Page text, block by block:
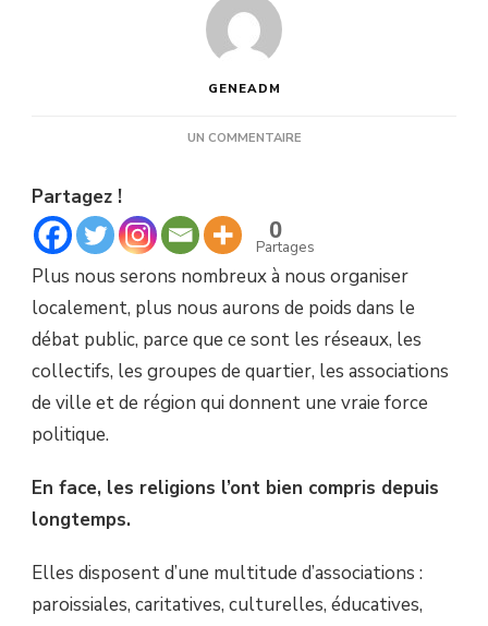
GENEADM
UN COMMENTAIRESUR
Partagez !
0
Partages
Plus nous serons nombreux à nous organiser
localement, plus nous aurons de poids dans le
débat public, parce que ce sont les réseaux, les
collectifs, les groupes de quartier, les associations
de ville et de région qui donnent une vraie force
politique.
En face, les religions l’ont bien compris depuis
longtemps.
Elles disposent d’une multitude d’associations :
paroissiales, caritatives, culturelles, éducatives,